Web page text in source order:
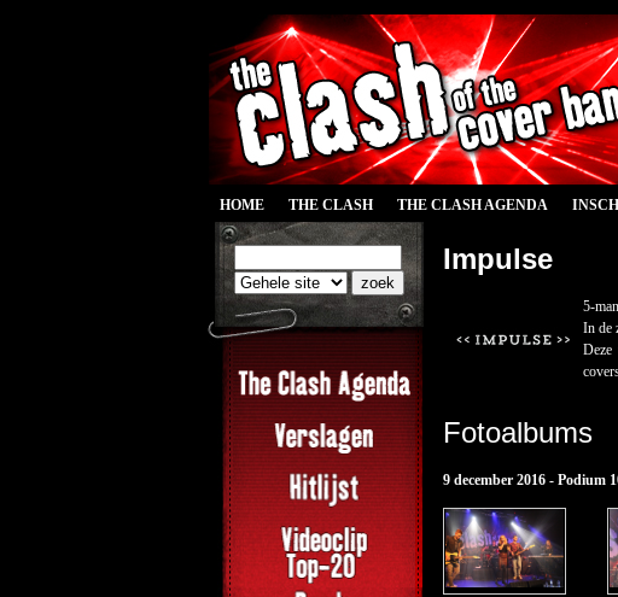
HOME THE CLASH THE CLASH AGENDA
Impulse
5-
In de
Deze
Fotoalbums
9 december 2016 - Podium